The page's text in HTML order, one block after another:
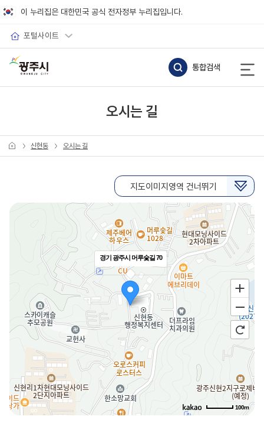
이 누리집은 대한민국 공식 전자정부 누리집입니다.
포털사이트
통합검색
오시는 길
신현동 오시는 길
지도이미지영역 건너뛰기
경기 광주시 머루숯길 70
100m